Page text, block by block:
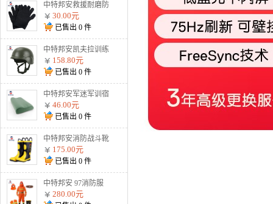
中特邦安救援耐磨防
割手套战术防护钢丝
金属用品黑色2根钢
丝 加强防割手套
30.00元
已售出 0 件
中特邦安凯夫拉训练
盔战术防暴户外安全
头盔 900g标准训练
盔（不防弹）
158.80元
已售出 0 件
中特邦安军迷军训宿
舍整理内务用品 枕
头
46.00元
已售出 0 件
中特邦安消防战斗靴
防护水鞋耐高温防火
扑火抢险救援02式
02款消防靴
175.00元
已售出 0 件
中特邦安 97消防服
全套 防火服五件套
森林战斗防护服 97
280.00元